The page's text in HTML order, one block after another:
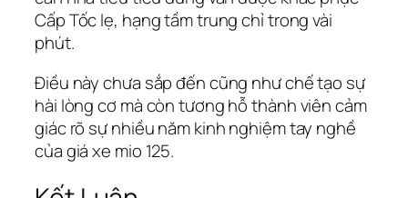
Cấp Tốc lẹ, hạng tầm trung chỉ trong vài
phút.
Điều này chưa sắp đến cũng như chế tạo sự
hài lòng cơ mà còn tương hỗ thành viên cảm
giác rõ sự nhiều năm kinh nghiệm tay nghề
của giá xe mio 125.